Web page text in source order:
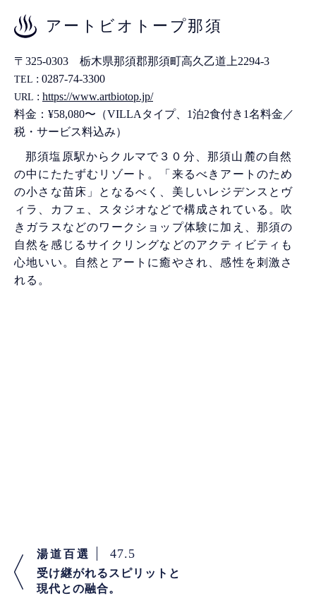
アートビオトープ那須
〒325-0303 栃木県那須郡那須町高久乙道上2294-3
TEL : 0287-74-3300
URL : https://www.artbiotop.jp/
料金：¥58,080〜（VILLAタイプ、1泊2食付き1名料金／
税・サービス料込み）
那須塩原駅からクルマで３０分、那須山麓の自然
の中にたたずむリゾート。「来るべきアートのため
の小さな苗床」となるべく、美しいレジデンスとヴ
ィラ、カフェ、スタジオなどで構成されている。吹
きガラスなどのワークショップ体験に加え、那須の
自然を感じるサイクリングなどのアクティビティも
心地いい。自然とアートに癒やされ、感性を刺激さ
れる。
湯道百選 47.5
受け継がれるスピリットと
現代との融合。